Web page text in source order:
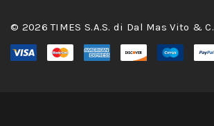
© 2026 TIMES S.A.S. di Dal Mas Vito & C.